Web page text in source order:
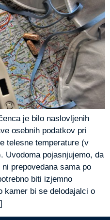
je bilo naslovljenih
osebnih podatkov pri
telesne temperature (v
Uvodoma pojasnjujemo, da
prepovedana sama po
biti izjemno
kamer bi se delodajalci o